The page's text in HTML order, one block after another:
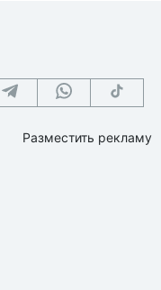
Разместить рекламу